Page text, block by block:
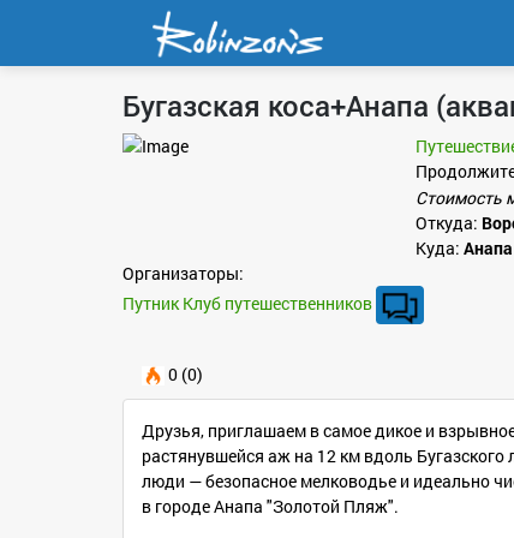
Бугазская коса+Анапа
Стоимость
Откуда:
Куда: Анапа
Организаторы:
Путник Клуб путешественников
0 (0)
Друзья, приглашаем в самое дикое и
растянувшейся аж на 12 км вдоль
люди — безопасное мелководье и идеально
в городе Анапа "Золотой Пляж".